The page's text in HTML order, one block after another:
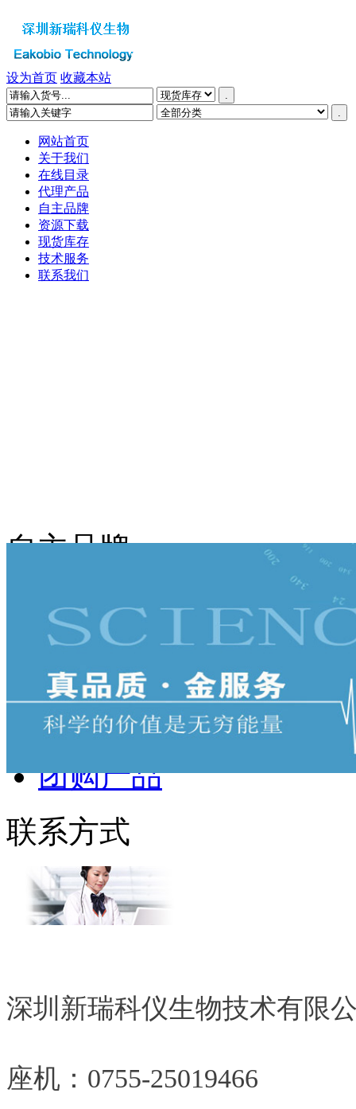
设为首页 收藏本站
网站首页
关于我们
在线目录
代理产品
自主品牌
资源下载
现货库存
技术服务
联系我们
自主品牌
促销分类
新品推荐
代理产品
热销产品
团购产品
联系方式
深圳新瑞科仪生物技术有限
座机：0755-25019466